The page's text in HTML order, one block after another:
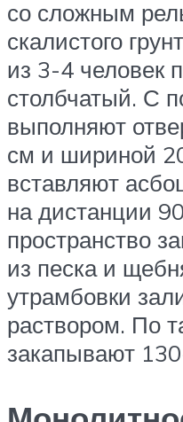
со сложным
скалистого
из 3-4 человек
столбчатый. С
выполняют
см и шириной
вставляют
на дистанции
пространство
из песка и
утрамбовки
раствором. По
закапывают